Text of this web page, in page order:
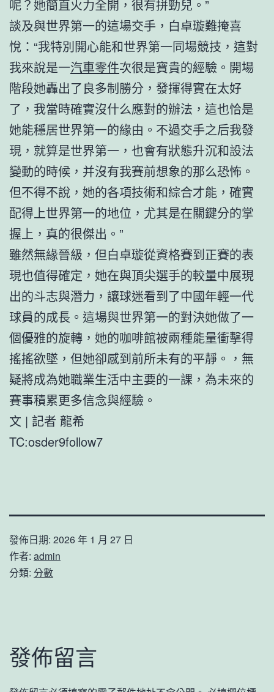
呢？她簡直火力全開，很有拼勁兒。”
談及與世界第一的這場交手，白卓璇難掩喜
悅：“我特別開心能和世界第一同場競技，這對
我來說是一汽車零件次很是寶貴的經驗。開場
階段她轟出了良多制勝分，發揮得實在太好
了，我當時確實沒什么應對的辦法，這也恰是
她能穩居世界第一的緣由。不過交手之后我發
現，就算是世界第一，也會有狀態升沉和設法
變動的時候，并沒有我賽前想象的那么恐怖。
但不得不說，她的各項技術和綜合才能，確實
配得上世界第一的地位，尤其是在關鍵分的掌
握上，真的很傑出。”
雖然無緣晉級，但白卓璇從資格賽到正賽的表
現也值得確定，她在與頂尖選手的較量中展現
出的斗志與潛力，讓球迷看到了中國年輕一代
球員的成長。這場與世界第一的對決她做了一
個優雅的旋轉，她的咖啡館被兩種能量衝擊得
搖搖欲墜，但她卻感到前所未有的平靜。，無
疑將成為她職業生活中主要的一課，為未來的
賽事積累更多信念與經驗。
文 | 記者 龍希
TC:osder9follow7
發佈日期: 2026 年 1 月 27 日
作者: admin
分類: 分數
發佈留言